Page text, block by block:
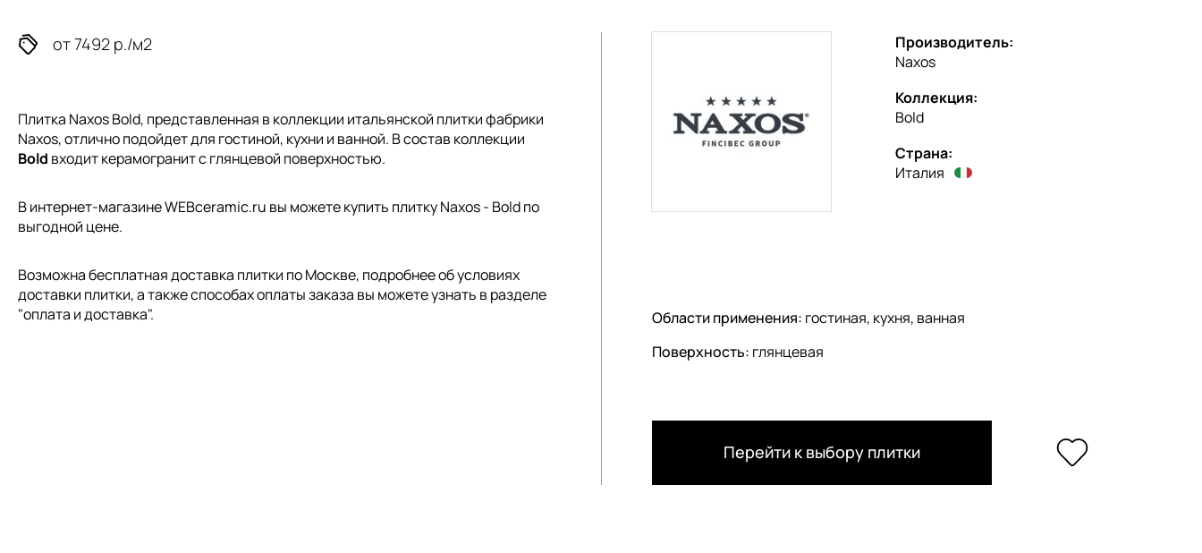
от 7492 р./м2
Плитка Naxos Bold, представленная в коллекции итальянской плиткифабрики
Naxos, отлично подойдет для гостиной, кухни и ванной. В состав коллекции
Bold входит керамогранит с глянцевой поверхностью.
В интернет-магазине WEBceramic.ru вы можете купить плитку Naxos - Bold по
выгодной цене.
Возможна бесплатная доставка плитки по Москве, подробнее об условиях
доставки плитки, а также способах оплаты заказа вы можете узнать в разделе
"оплата и доставка".
Производитель:
Naxos
Коллекция:
Bold
Страна:
Италия
Области применения: гостиная, кухня, ванная
Поверхность: глянцевая
Перейти к выбору плитки